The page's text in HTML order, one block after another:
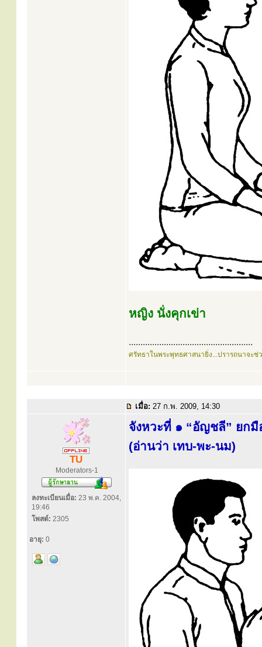
หญิง นั่งคุกเข่า
.....................................................
ศรัทธาในพระพุทธศาสนายิ่ง...ปรารถนาจะ
เมื่อ: 27 ก.พ. 2009, 14:30
TU
Moderators-1
ลงทะเบียนเมื่อ: 23 พ.ค. 2004,
19:46
โพสต์: 2305
อายุ: 0
จังหวะที่ ๑ “อัญชลี” ยก
(อ่านว่า เทบ-พะ-นม)